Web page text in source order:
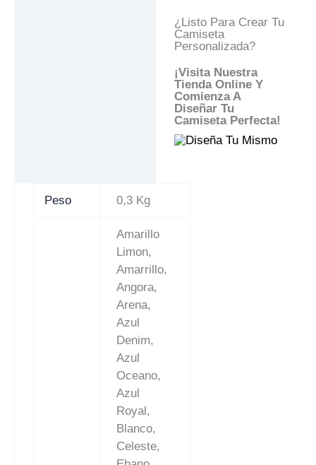
¿Listo Para Crear Tu
Camiseta
Personalizada?
¡Visita Nuestra
Tienda Online Y
Comienza A
Diseñar Tu
Camiseta Perfecta!
Peso 0,3 Kg
Amarillo
Limon,
Amarrillo,
Angora,
Arena,
Azul
Denim,
Azul
Oceano,
Azul
Royal,
Blanco,
Celeste,